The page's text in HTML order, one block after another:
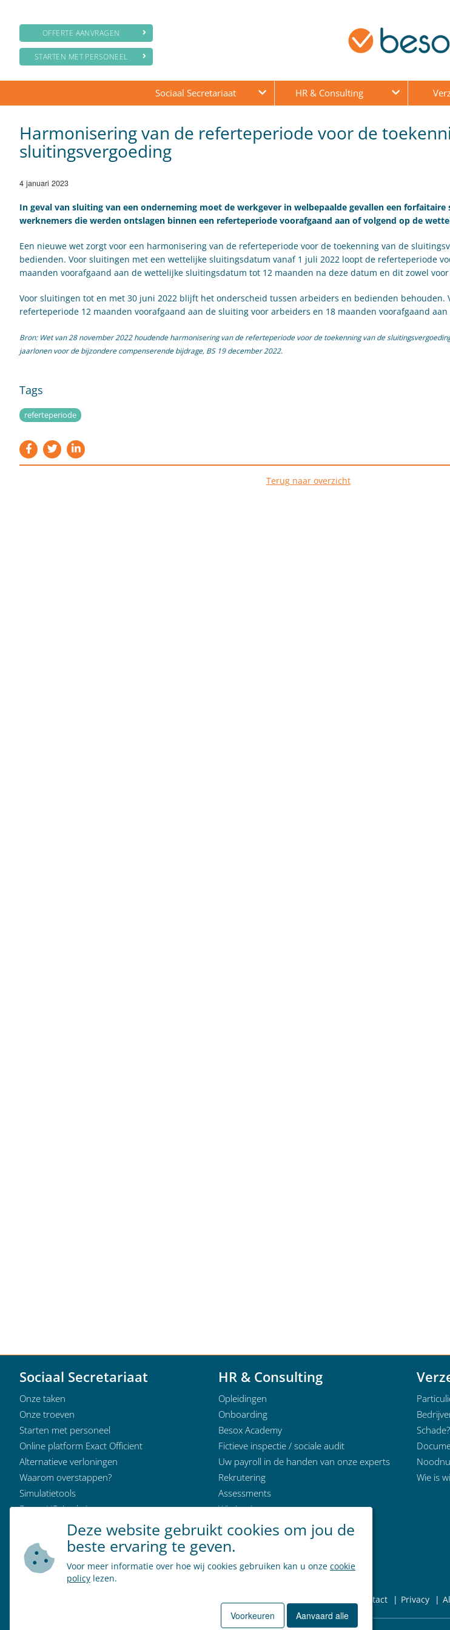
OFFERTE AANVRAGEN
STARTEN MET PERSONEEL
Sociaal Secretariaat HR & Consulting
Harmonisering van de referteperiode voor de
sluitingsvergoeding
4 januari 2023
In geval van sluiting van een onderneming moet de werkgever in welbepaalde gevallen een
werknemers die werden ontslagen binnen een referteperiode voorafgaand aan of volgend op de
Een nieuwe wet zorgt voor een harmonisering van de referteperiode voor de toekenning van de
bedienden. Voor sluitingen met een wettelijke sluitingsdatum vanaf 1 juli 2022 loopt de referteperiode
maanden voorafgaand aan de wettelijke sluitingsdatum tot 12 maanden na deze datum en dit zowel
Voor sluitingen tot en met 30 juni 2022 blijft het onderscheid tussen arbeiders en bedienden behouden.
referteperiode 12 maanden voorafgaand aan de sluiting voor arbeiders en 18 maanden voorafgaand
Bron: Wet van 28 november 2022 houdende harmonisering van de referteperiode voor de toekenning van de
jaarlonen voor de bijzondere compenserende bijdrage, BS 19 december 2022.
Tags
referteperiode
Terug naar overzicht
Sociaal Secretariaat
Onze taken
Onze troeven
Starten met personeel
Online platform Exact Officient
Alternatieve verloningen
Waarom overstappen?
Simulatietools
Besox HR Analytics
Klantervaringen
Modeldocumenten
Wie is wie
HR & Consulting
Opleidingen
Onboarding
Besox Academy
Fictieve inspectie / sociale audit
Uw payroll in de handen van onze experts
Rekrutering
Assessments
Wie is wie
Schade?
Wie is
Contact Privacy
Deze website gebruikt cookies om jou de
beste ervaring te geven.
Voor meer informatie over hoe wij cookies gebruiken kan u onze cookie
policy lezen.
Voorkeuren Aanvaard alle